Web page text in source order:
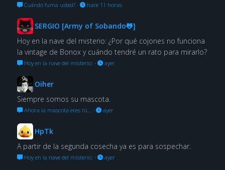
Cuándo fuma usted?· hace 11 horas
SERGIO [Army of Sobando🐸]
Hoy en la nave del misterio: ¿Por qué cojones no funciona
la vintage de Bonox y cuándo tendré un rato para mirarlo?
Hoy en la nave del misterio: · ayer
Oiher
Siempre somos su mascota.
Ahora la mascota eres tú… · ayer
HpTk
A partir de la segunda cosecha ya es para sospechar.
Hoy en la nave del misterio: · ayer